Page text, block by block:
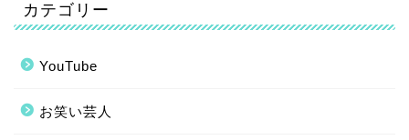
カテゴリー
YouTube
お笑い芸人